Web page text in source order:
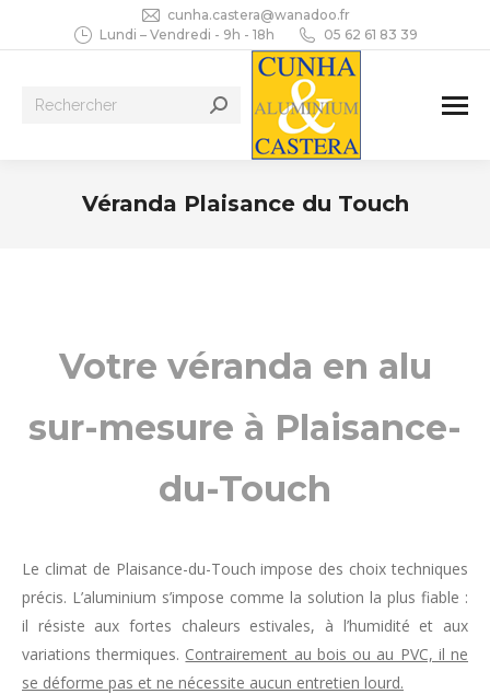
cunha.castera@wanadoo.fr
Lundi – Vendredi - 9h - 18h
05 62 61 83 39
Recherche
Véranda Plaisance du Touch
Votre véranda en alu
sur-mesure à Plaisance-
du-Touch
Le climat de Plaisance-du-Touch impose des choix techniques
précis. L’aluminium s’impose comme la solution la plus fiable :
il résiste aux fortes chaleurs estivales, à l’humidité et aux
variations thermiques. Contrairement au bois ou au PVC, il ne
se déforme pas et ne nécessite aucun entretien lourd.